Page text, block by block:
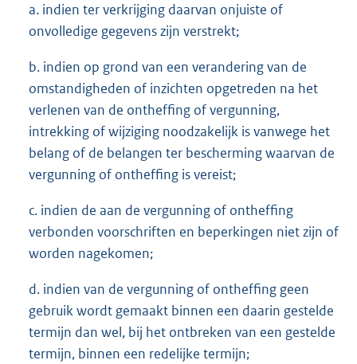
a. indien ter verkrijging daarvan onjuiste of
onvolledige gegevens zijn verstrekt;
b. indien op grond van een verandering van de
omstandigheden of inzichten opgetreden na het
verlenen van de ontheffing of vergunning,
intrekking of wijziging noodzakelijk is vanwege het
belang of de belangen ter bescherming waarvan de
vergunning of ontheffing is vereist;
c. indien de aan de vergunning of ontheffing
verbonden voorschriften en beperkingen niet zijn of
worden nagekomen;
d. indien van de vergunning of ontheffing geen
gebruik wordt gemaakt binnen een daarin gestelde
termijn dan wel, bij het ontbreken van een gestelde
termijn, binnen een redelijke termijn;